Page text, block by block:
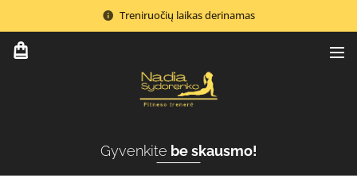
Treniruočių laikas derinamas
Gyvenkite be skausmo!